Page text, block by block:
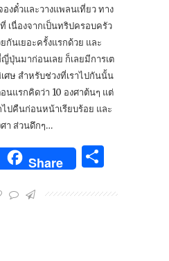
องตั๋วและวางแพลนเที่ยว ทาง
เนื่องจากเป็นทริปครอบครัว
กันเยอะครั้งแรกด้วย และ
ปุ่นมาก่อนเลย ก็เลยมีการเต
ศษ สำหรับช่วงที่เราไปกันนั้น
นแรกคิดว่า 10 องศาต้นๆ แต่
ปคืนก่อนหน้าเรียบร้อย และ
า ส่วนดึกๆ…
Share